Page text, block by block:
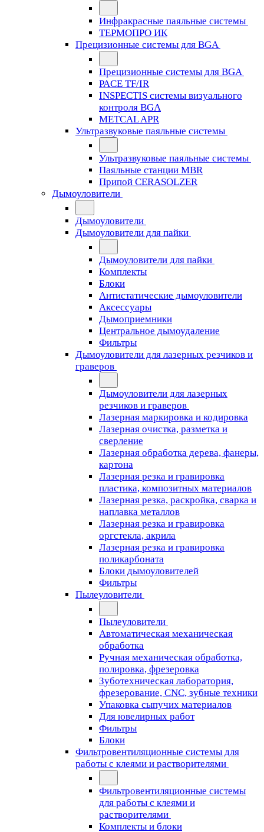
Инфракрасные паяльные системы
ТЕРМОПРО ИК
Прецизионные системы для BGA
Прецизионные системы для BGA
PACE TF/IR
INSPECTIS системы визуального
контроля BGA
METCAL APR
Ультразвуковые паяльные системы
Ультразвуковые паяльные системы
Паяльные станции MBR
Припой CERASOLZER
Дымоуловители
Дымоуловители
Дымоуловители для пайки
Дымоуловители для пайки
Комплекты
Блоки
Антистатические дымоуловители
Аксессуары
Дымоприемники
Центральное дымоудаление
Фильтры
Дымоуловители для лазерных резчиков и
граверов
Дымоуловители для лазерных
резчиков и граверов
Лазерная маркировка и кодировка
Лазерная очистка, разметка и
сверление
Лазерная обработка дерева, фанеры,
картона
Лазерная резка и гравировка
пластика, композитных материалов
Лазерная резка, раскройка, сварка и
наплавка металлов
Лазерная резка и гравировка
оргстекла, акрила
Лазерная резка и гравировка
поликарбоната
Блоки дымоуловителей
Фильтры
Пылеуловители
Пылеуловители
Автоматическая механическая
обработка
Ручная механическая обработка,
полировка, фрезеровка
Зуботехническая лаборатория,
фрезерование, CNC, зубные техники
Упаковка сыпучих материалов
Для ювелирных работ
Фильтры
Блоки
Фильтровентиляционные системы для
работы с клеями и растворителями
Фильтровентиляционные системы
для работы с клеями и
растворителями
Комплекты и блоки